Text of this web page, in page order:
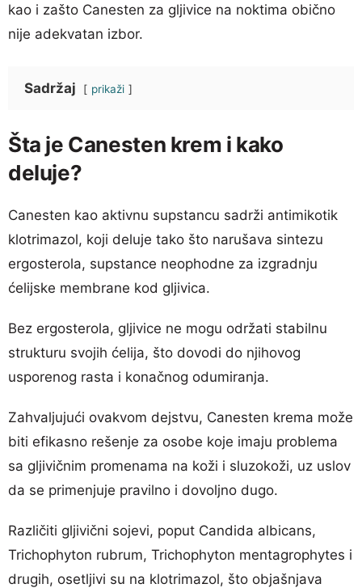
kao i zašto Canesten za gljivice na noktima obično
nije adekvatan izbor.
Sadržaj prikaži
Šta je Canesten krem i kako
deluje?
Canesten kao aktivnu supstancu sadrži antimikotik
klotrimazol, koji deluje tako što narušava sintezu
ergosterola, supstance neophodne za izgradnju
ćelijske membrane kod gljivica.
Bez ergosterola, gljivice ne mogu održati stabilnu
strukturu svojih ćelija, što dovodi do njihovog
usporenog rasta i konačnog odumiranja.
Zahvaljujući ovakvom dejstvu, Canesten krema može
biti efikasno rešenje za osobe koje imaju problema
sa gljivičnim promenama na koži i sluzokoži, uz uslov
da se primenjuje pravilno i dovoljno dugo.
Različiti gljivični sojevi, poput Candida albicans,
Trichophyton rubrum, Trichophyton mentagrophytes i
drugih, osetljivi su na klotrimazol, što objašnjava